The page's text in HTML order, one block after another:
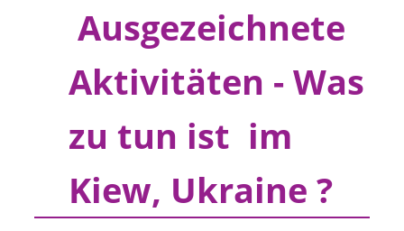
Ausgezeichnete
Aktivitäten - Was
zu tun ist im
Kiew, Ukraine ?